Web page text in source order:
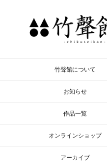
竹聲館について
お知らせ
作品一覧
オンラインショップ
アーカイブ